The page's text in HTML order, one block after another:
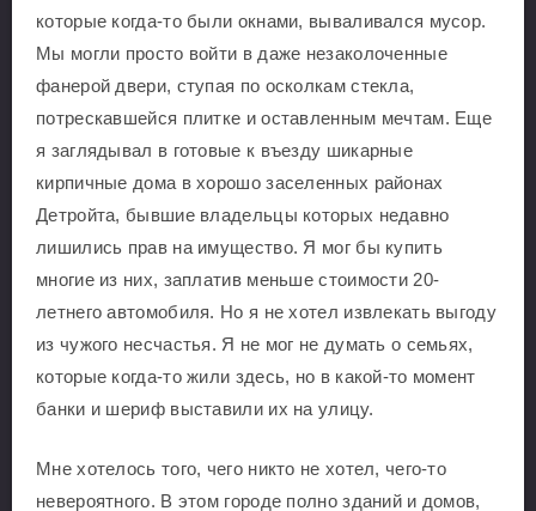
которые когда-то были окнами, вываливался мусор.
Мы могли просто войти в даже незаколоченные
фанерой двери, ступая по осколкам стекла,
потрескавшейся плитке и оставленным мечтам. Еще
я заглядывал в готовые к въезду шикарные
кирпичные дома в хорошо заселенных районах
Детройта, бывшие владельцы которых недавно
лишились прав на имущество. Я мог бы купить
многие из них, заплатив меньше стоимости 20-
летнего автомобиля. Но я не хотел извлекать выгоду
из чужого несчастья. Я не мог не думать о семьях,
которые когда-то жили здесь, но в какой-то момент
банки и шериф выставили их на улицу.
Мне хотелось того, чего никто не хотел, чего-то
невероятного. В этом городе полно зданий и домов,